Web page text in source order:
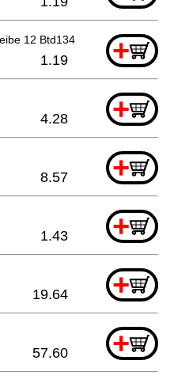
12 Btd134 +
1.19
+
4.28
+
8.57
+
1.43
+
19.64
+
57.60